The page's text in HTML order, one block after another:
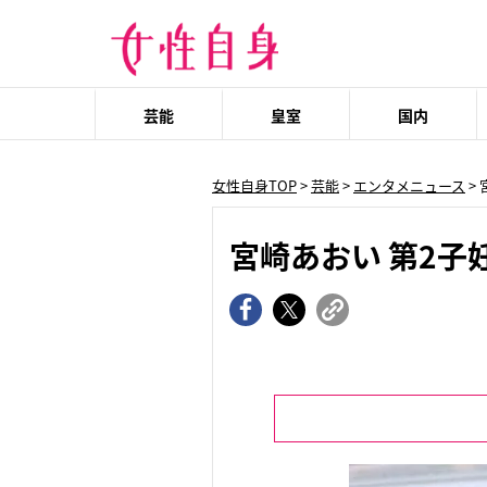
芸能 皇室 国内
女性自身TOP>芸能> エンタメニュース >
宮崎あおい 第2子